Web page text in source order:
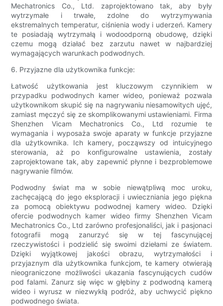
Mechatronics Co., Ltd. zaprojektowano tak, aby były
wytrzymałe i trwałe, zdolne do wytrzymywania
ekstremalnych temperatur, ciśnienia wody i uderzeń. Kamery
te posiadają wytrzymałą i wodoodporną obudowę, dzięki
czemu mogą działać bez zarzutu nawet w najbardziej
wymagających warunkach podwodnych.
6. Przyjazne dla użytkownika funkcje:
Łatwość użytkowania jest kluczowym czynnikiem w
przypadku podwodnych kamer wideo, ponieważ pozwala
użytkownikom skupić się na nagrywaniu niesamowitych ujęć,
zamiast męczyć się ze skomplikowanymi ustawieniami. Firma
Shenzhen Vicam Mechatronics Co., Ltd rozumie te
wymagania i wyposaża swoje aparaty w funkcje przyjazne
dla użytkownika. Ich kamery, począwszy od intuicyjnego
sterowania, aż po konfigurowalne ustawienia, zostały
zaprojektowane tak, aby zapewnić płynne i bezproblemowe
nagrywanie filmów.
Podwodny świat ma w sobie niewątpliwą moc uroku,
zachęcającą do jego eksploracji i uwieczniania jego piękna
za pomocą obiektywu podwodnej kamery wideo. Dzięki
ofercie podwodnych kamer wideo firmy Shenzhen Vicam
Mechatronics Co., Ltd zarówno profesjonaliści, jak i pasjonaci
fotografii mogą zanurzyć się w tej fascynującej
rzeczywistości i podzielić się swoimi dziełami ze światem.
Dzięki wyjątkowej jakości obrazu, wytrzymałości i
przyjaznym dla użytkownika funkcjom, te kamery otwierają
nieograniczone możliwości ukazania fascynujących cudów
pod falami. Zanurz się więc w głębiny z podwodną kamerą
wideo i wyrusz w niezwykłą podróż, aby uchwycić piękno
podwodnego świata.